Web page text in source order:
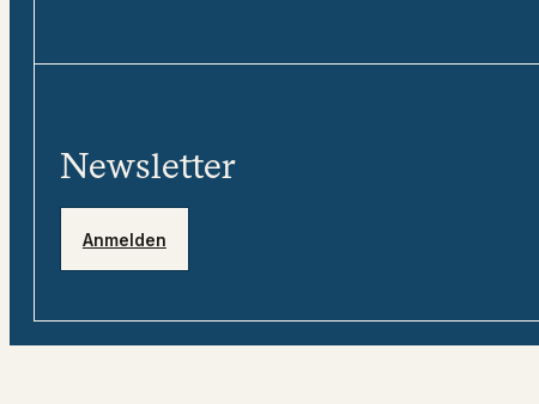
Newsletter
Anmelden